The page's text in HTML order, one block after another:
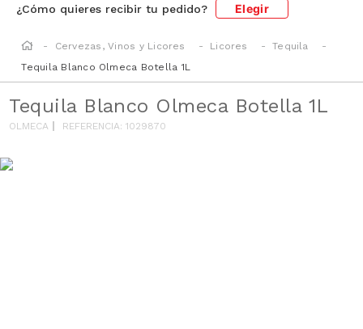
¿Cómo quieres recibir tu pedido? Elegir
Cervezas, Vinos y Licores Licores
Tequila
Tequila Blanco Olmeca Botella 1L
Tequila Blanco Olmeca Botella 1L
OLMECA REFERENCIA:1029870